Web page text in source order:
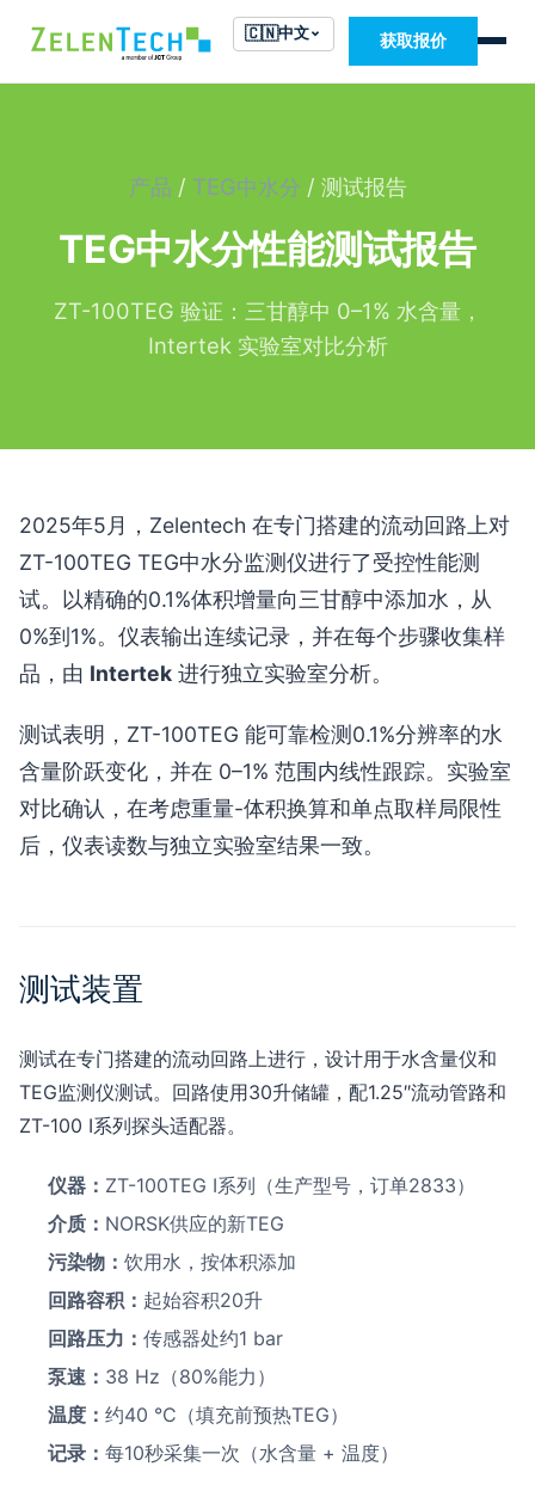
🇨🇳中文 获取报价
产品 / TEG中水分 / 测试报告
TEG中水分性能测试报告
ZT-100TEG 验证：三甘醇中 0–1% 水含量，
Intertek 实验室对比分析
2025年5月，Zelentech 在专门搭建的流动回路上对
ZT-100TEG TEG中水分监测仪进行了受控性能测
试。以精确的0.1%体积增量向三甘醇中添加水，从
0%到1%。仪表输出连续记录，并在每个步骤收集样
品，由 Intertek 进行独立实验室分析。
测试表明，ZT-100TEG 能可靠检测0.1%分辨率的水
含量阶跃变化，并在 0–1% 范围内线性跟踪。实验室
对比确认，在考虑重量-体积换算和单点取样局限性
后，仪表读数与独立实验室结果一致。
测试装置
测试在专门搭建的流动回路上进行，设计用于水含量仪和
TEG监测仪测试。回路使用30升储罐，配1.25″流动管路和
ZT-100 I系列探头适配器。
仪器： ZT-100TEG I系列（生产型号，订单2833）
介质： NORSK供应的新TEG
污染物： 饮用水，按体积添加
回路容积： 起始容积20升
回路压力： 传感器处约1 bar
泵速： 38 Hz（80%能力）
温度： 约40 °C（填充前预热TEG）
记录： 每10秒采集一次（水含量 + 温度）